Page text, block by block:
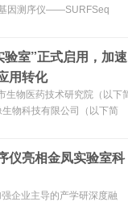
因测序仪——SURFSeq
项技术创新，拥有应用场景
成本低、单Gb成本低的“不可
成本，小样本数量的开机成
相当的单Gb测序价...
室”正式启用，加速
用转化
生物医药技术研究院（以下
生物科技有限公司（以下简
合作签约及 “NGS基因测序
像生物科技创始人兼CEO严
业务负责人共同出席签约揭
能平台...
仪亮相金凤实验室科
企业主导的产学研深度融